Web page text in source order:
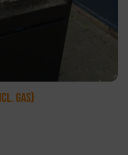
GAS)